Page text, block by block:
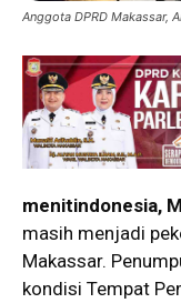
Anggota DPRD Makassar,
menitindonesia,
masih menjadi
Makassar.
kondisi Tempat